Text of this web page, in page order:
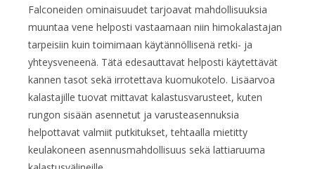
Falconeiden ominaisuudet tarjoavat mahdollisuuksia
muuntaa vene helposti vastaamaan niin himokalastajan
tarpeisiin kuin toimimaan käytännöllisenä retki- ja
yhteysveneenä. Tätä edesauttavat helposti käytettävät
kannen tasot sekä irrotettava kuomukotelo. Lisäarvoa
kalastajille tuovat mittavat kalastusvarusteet, kuten
rungon sisään asennetut ja varusteasennuksia
helpottavat valmiit putkitukset, tehtaalla mietitty
keulakoneen asennusmahdollisuus sekä lattiaruuma